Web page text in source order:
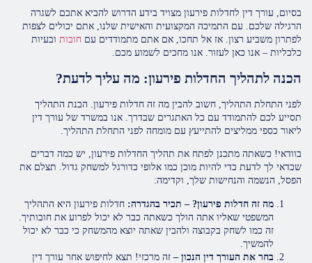
בסיום, עורך דין לחדלות פירעון מצויד בידע הדרוש להביא אתכם לשגרה
הרגילה שלכם. עם התמיכה המקצועית והאישית שלנו, אתם יכולים לצפות
לפתרון משביע רצון. אז אל תחכו, אם אתם מתמודדים עם חובות ובעיות
כלכליות – אנו כאן לעזור. אנו מחכים לשמוע מכם.
הכנה לתהליך החדלות פירעון: מה עליך לדעת?
לפני התחלת התהליך, חשוב להבין מה זה חדלות פירעון. הבנת התהליך
תסייע לכם להתמודד עם כל האתגרים שבדרך. אנו במשרד של עורך דין
ליאור כספי ממליצים להתייעץ עם מומחה לפני התחלת התהליך.
בוודאי! כשאתה מתכנן לפתח את תהליך החדלות פירעון, יש כמה דברים
שכדאי לך לדעת כדי להיות מוכן כמו אלופי כדורגל למשחק גדול. תצלם את
הפסל, הנשמה והנחישות שלך, וקדימה:
מה זה חדלות פירעון? – תכיר בהגדרה: חדלות פירעון היא התהליך
המשפטי שאליו אתה הולך כשאתה כבר לא יכול לפרוע את חובותיך.
זה כמו לשחק בקבוצה ולהבין שאתה יוצא מהמשחק כי כבר לא יכול
להמשיך.
בחר את העורך דין הנכון – זה מרכזי! תצא לחיפוש אחר עורך דין